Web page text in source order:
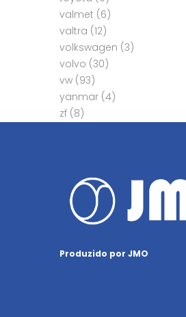
valmet (6)
valtra (12)
volkswagen (3)
volvo (30)
vw (93)
yanmar (4)
zf (8)
Produzido por JMO